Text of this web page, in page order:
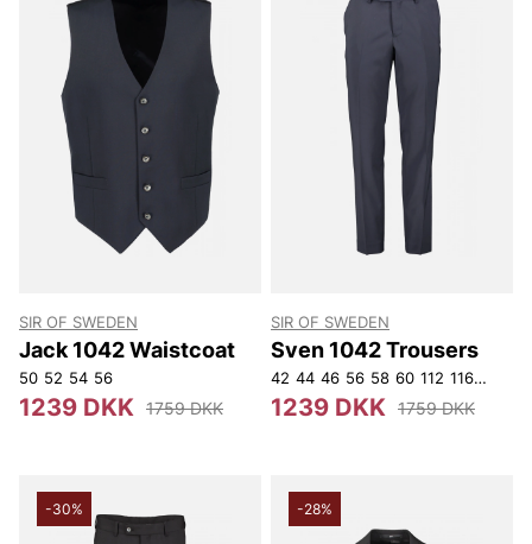
SIR OF SWEDEN
Jack 1042 Waistcoat
50 52 54 56
1239 DKK 1759 DKK
SIR OF SWEDEN
Sven 1042 Trousers
42 44 46 56 58 60 112 116 120
1239 DKK 1759 DKK
-30% -28%